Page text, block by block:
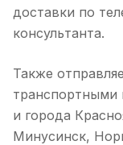
доставки по
консультанта.
Также
транспортными
и города
Минусинск,